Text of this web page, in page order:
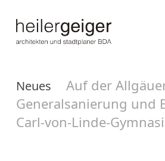
Neues
Auf der
Generalsanierung und
Carl-von-Linde-